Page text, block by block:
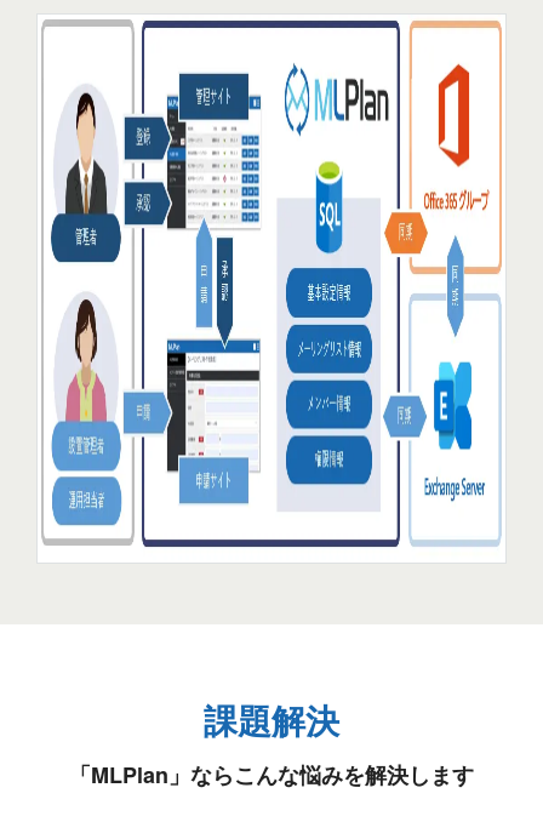
課題解決
「MLPlan」ならこんな悩みを解決します